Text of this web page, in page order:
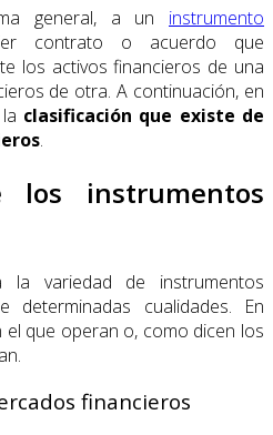
general, a un instrumento
contrato o acuerdo que
los activos financieros de una
de otra. A continuación, en
clasificación que existe de
.
los instrumentos
la variedad de instrumentos
cualidades. En
el que operan o, como dicen los
financieros